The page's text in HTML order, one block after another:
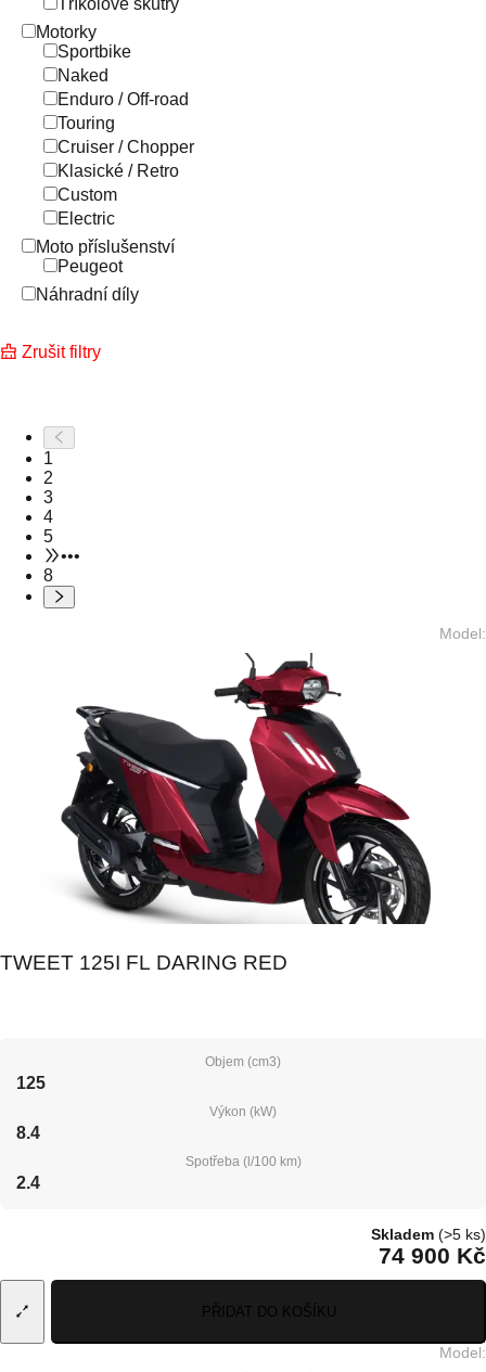
Tříkolové skútry
Motorky
Sportbike
Naked
Enduro / Off-road
Touring
Cruiser / Chopper
Klasické / Retro
Custom
Electric
Moto příslušenství
Peugeot
Náhradní díly
Zrušit filtry
1
2
3
4
5
•••
8
Model:
TWEET 125I FL DARING RED
Objem (cm3)
125
Výkon (kW)
8.4
Spotřeba (l/100 km)
2.4
Skladem (>5 ks)
74 900 Kč
PŘIDAT DO KOŠÍKU
Model: